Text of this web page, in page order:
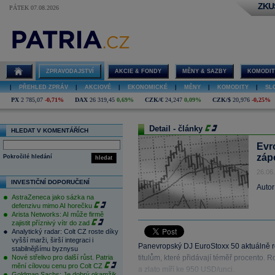
PÁTEK 07.08.2026
ZPRAVODAJSTVÍ AKCIE & FONDY MĚNY & SAZBY
PŘEHLED ZPRÁV AKCIOVÉ EKONOMICKÉ MĚNY KOMODITY
PX 2 785,07 -0,71% DAX 26 319,45 0,69% CZK/€ 24,247 0,09% CZK/$ 20,976 -0,25%
HLEDAT V KOMENTÁŘÍCH
hledat
Pokročilé hledání
INVESTIČNÍ DOPORUČENÍ
AstraZeneca jako sázka na
defenzivu mimo AI horečku
Arista Networks: AI může firmě
zajistit příznivý vítr do zad
Analytický radar: Colt CZ roste díky
vyšší marži, širší integraci i
stabilnějšímu byznysu
Nové střelivo pro další růst. Patria
mění cílovou cenu pro Colt CZ
Detail - články
Panevropský DJ EuroStoxx 50 aktuálně
titulům, které přidávají téměř procento.
a zlato míří ke 950 USD/unci.